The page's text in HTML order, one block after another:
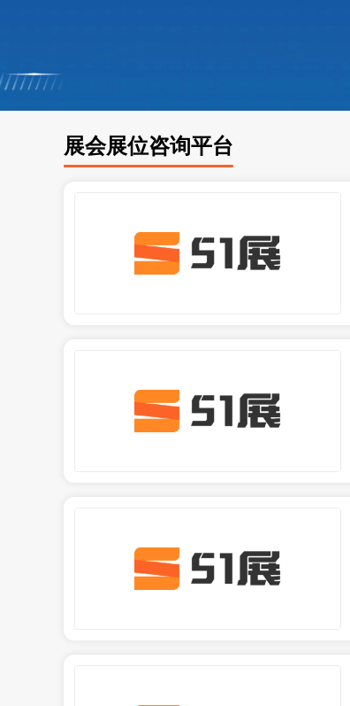
展会展位咨询平台